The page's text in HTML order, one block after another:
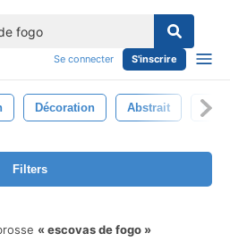
Se connecter S'inscrire
Décoration Abstrait
Filters
escovas de fogo